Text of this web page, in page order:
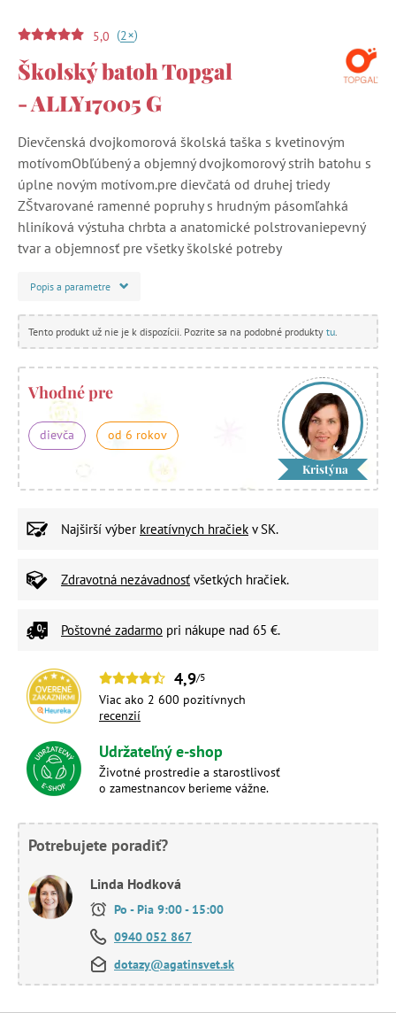
5,0 (2+)
Školský batoh Topgal
- ALLY17005 G
Dievčenská dvojkomorová školská taška s kvetinovým
motívomObľúbený a objemný dvojkomorový strih batohu s
úplne novým motívom.pre dievčatá od druhej triedy
ZŠtvarované ramenné popruhy s hrudným pásomľahká
hliníková výstuha chrbta a anatomické polstrovaniepevný
tvar a objemnosť pre všetky školské potreby
Popis a parametre
Tento produkt už nie je k dispozícii. Pozrite sa na podobné produkty tu
Vhodné pre
dievča od 6 rokov
Kristýna
Najširší výber kreatívnych hračiek v SK.
Zdravotná nezávadnosť všetkých hračiek.
Poštovné zadarmo pri nákupe nad 65 €.
4,9/5
Viac ako 2 600 pozitívnych
recenzií
Udržateľný e-shop
Životné prostredie a starostlivosť
o zamestnancov berieme vážne.
Potrebujete poradiť?
Linda Hodková
Po - Pia 9:00 - 15:00
0940 052 867
dotazy@agatinsvet.sk